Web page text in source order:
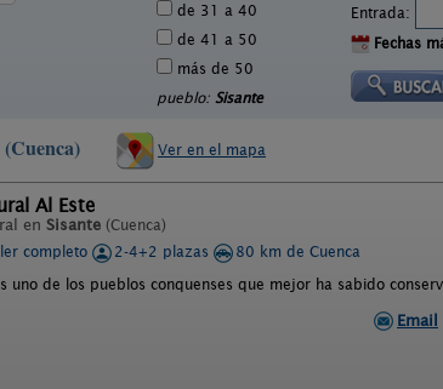
de 31 a 40
de 41 a 50
más de 50
pueblo: Sisante
Entrada:
Fechas
Ver en el mapa
Al Este
en Sisante (Cuenca)
completo
2-4+2 plazas
80 km de Cuenca
uno de los pueblos conquenses que mejor ha sabido
Email